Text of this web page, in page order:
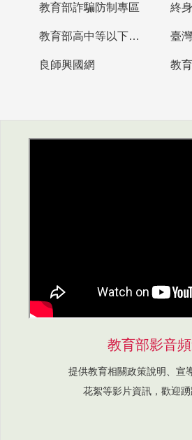
教育部詐騙防制專區 終
教育部高中等以下學校及幼兒園教師資格檢定考試
良師興國網
教
教育部影音
提供教育相關政策說明、宣
花絮等影片資訊，歡迎踴